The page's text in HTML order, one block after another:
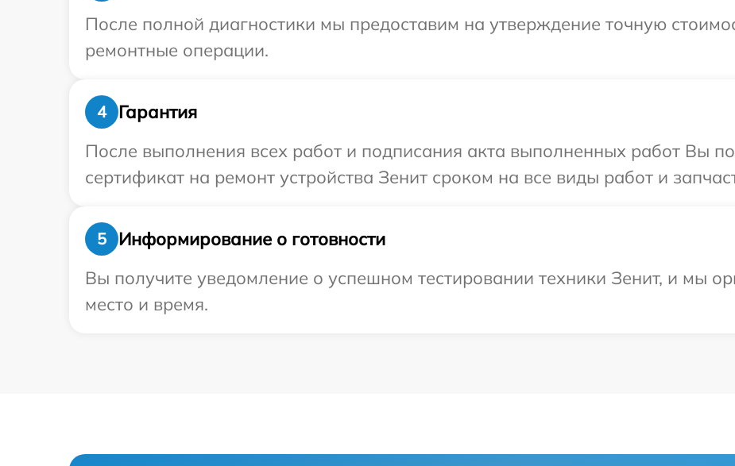
После полной диагностики мы предоставим на утверждение точную
ремонтные операции.
4
Гарантия
После выполнения всех работ и подписания акта выполненных работ Вы
сертификат на ремонт устройства Зенит сроком на все виды работ и
5
Информирование о готовности
Вы получите уведомление о успешном тестировании техники Зенит, и мы
место и время.